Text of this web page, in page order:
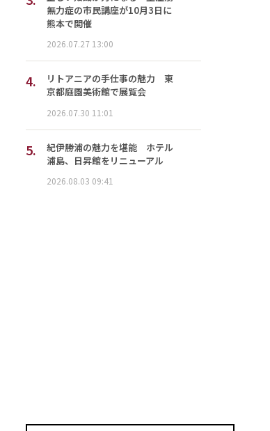
無力症の市民講座が10月3日に
熊本で開催
2026.07.27 13:00
4.
リトアニアの手仕事の魅力 東
京都庭園美術館で展覧会
2026.07.30 11:01
5.
紀伊勝浦の魅力を堪能 ホテル
浦島、日昇館をリニューアル
2026.08.03 09:41